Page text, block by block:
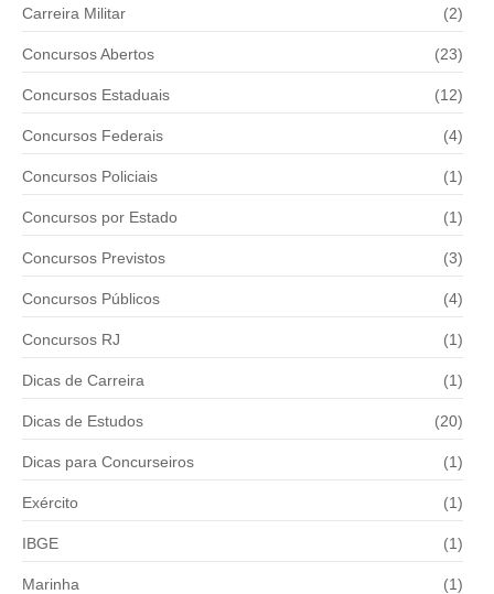
Carreira Militar (2)
Concursos Abertos (23)
Concursos Estaduais (12)
Concursos Federais (4)
Concursos Policiais (1)
Concursos por Estado (1)
Concursos Previstos (3)
Concursos Públicos (4)
Concursos RJ (1)
Dicas de Carreira (1)
Dicas de Estudos (20)
Dicas para Concurseiros (1)
Exército (1)
IBGE (1)
Marinha (1)